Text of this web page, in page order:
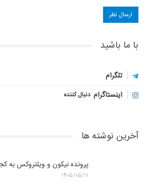
با ما باشید
تلگرام
اینستاگرام دنبال کننده
آخرین نوشته ها
پرونده نیکون و ویلتروکس به
۱۴۰۵/۰۵/۱۱